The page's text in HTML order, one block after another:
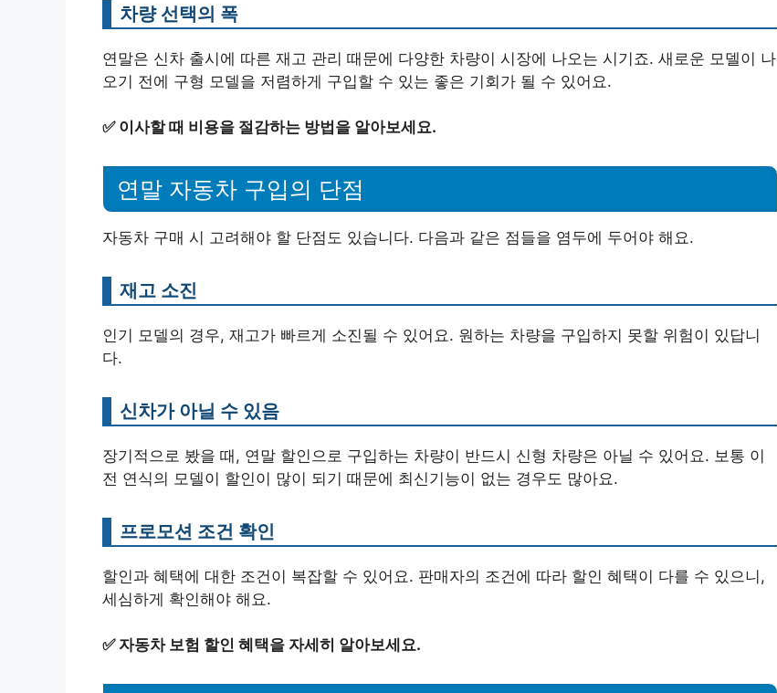
차량 선택의 폭
연말은 신차 출시에 따른 재고 관리 때문에 다양한 차량이 시장에 나오는 시기죠. 새로운 모델이 나
오기 전에 구형 모델을 저렴하게 구입할 수 있는 좋은 기회가 될 수 있어요.
✅ 이사할 때 비용을 절감하는 방법을 알아보세요.
연말 자동차 구입의 단점
자동차 구매 시 고려해야 할 단점도 있습니다. 다음과 같은 점들을 염두에 두어야 해요.
재고 소진
인기 모델의 경우, 재고가 빠르게 소진될 수 있어요. 원하는 차량을 구입하지 못할 위험이 있답니
다.
신차가 아닐 수 있음
장기적으로 봤을 때, 연말 할인으로 구입하는 차량이 반드시 신형 차량은 아닐 수 있어요. 보통 이
전 연식의 모델이 할인이 많이 되기 때문에 최신기능이 없는 경우도 많아요.
프로모션 조건 확인
할인과 혜택에 대한 조건이 복잡할 수 있어요. 판매자의 조건에 따라 할인 혜택이 다를 수 있으니,
세심하게 확인해야 해요.
✅ 자동차 보험 할인 혜택을 자세히 알아보세요.